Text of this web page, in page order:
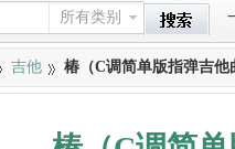
所有类别
吉他 椿（C调简单版指弹吉他